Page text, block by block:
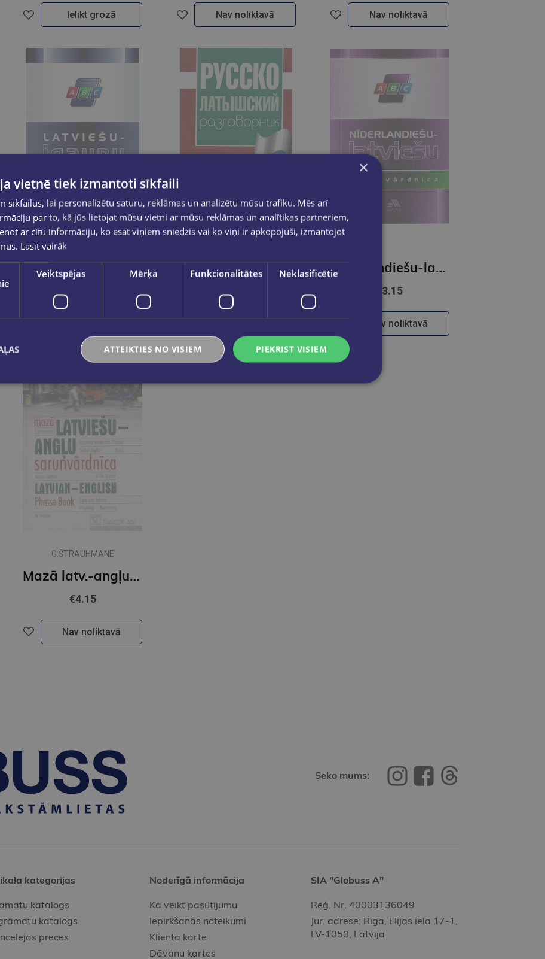
Ielikt grozā Nav noliktavā Nav noliktavā
Latv.-igauņu sarunv. Mini Krievu-latviešu sarunvārdnīca Nīderlandiešu-latv.sarun-ca
€3.15
Nav noliktavā
G.ŠTRAUHMANE
Mazā latv.-angļu sarunv-ca
€4.15
Nav noliktavā
Seko mums:
kategorijas
katalogs
katalogs
preces
Noderīgā informācija
Kā veikt pasūtījumu
Iepirkšanās noteikumi
Klienta karte
Dāvanu kartes
SIA "Globuss A"
Reģ. Nr. 40003136049
Jur. adrese: Rīga, Elijas iela 17-1,
LV-1050, Latvija
×
vietnē tiek izmantoti sīkfaili
sīkfailus, lai personalizētu saturu, reklāmas un analizētu mūsu trafiku. Mēs arī
par to, kā jūs lietojat mūsu vietni ar mūsu reklāmas un analītikas partneriem,
ar citu informāciju, ko esat viņiem sniedzis vai ko viņi ir apkopojuši, izmantojot
Lasīt vairāk
Veiktspējas Mērķa Funkcionalitātes Neklasificētie
PIEKRIST VISIEM
ATTEIKTIES NO VISIEM